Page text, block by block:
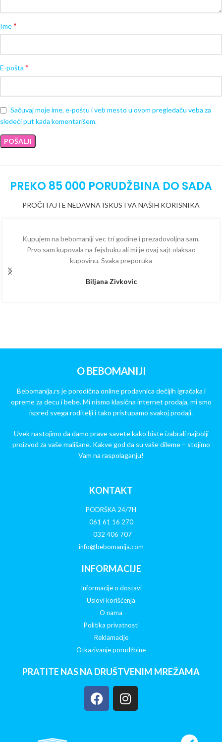
Ime*
E-pošta *
Sačuvaj moje ime, e-poštu i veb mesto u ovom pregledaču veba za
sledeći put kada komentarišem.
PREKO 85 000 PORUDŽBINA DO SADA
PROČITAJTE NEDAVNA ISKUSTVA NAŠIH KORISNIKA
Kupujem na bebomaniji vec tri godine i prezadovoljna sam.
Prvo sam kupovala na fejsbuku ali mi je ovaj sajt olaksao
kupovinu. Svaka preporuka
Biljana Zivkovic
O BEBOMANIJI
Bebomanija.rs je porodična online prodavnica dečijih igračaka i
opreme za decu i bebe. Mi nismo klasična internet prodaja, mi smo
ispred svega roditelji i tako pristupamo svakoj prodaji.
Uvek nastojimo da damo prave savete kako biste izabrali najbolji
proizvod za vaše mališane. Kakve god da su vaše dileme – stojimo
Vam na raspolaganju!
KONTAKT
PODRŠKA 24/7H
061 61 16 270
032 406 707
info@bebomanija.com
INFORMACIJE
Informacije o dostavi
Uslovi korišćenja
O nama
Politika privatnosti
Reklamacije
Otkazivanje porudžbine
PRATITE NAS NA DRUŠTVENIM MREŽAMA